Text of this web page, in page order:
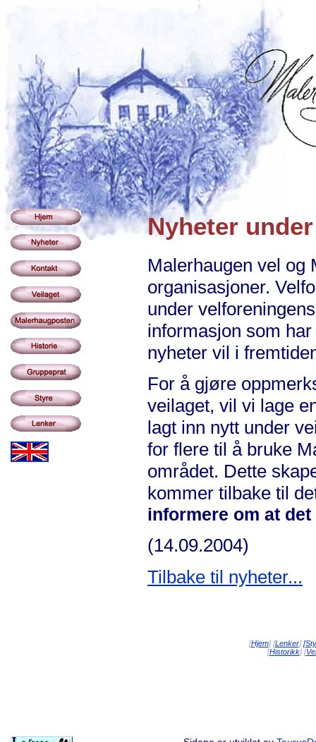
Nyheter
Malerhaugen vel og
organisasjoner.
under
informasjon som
nyheter vil i
For å gjøre
veilaget, vil vi lage
lagt inn nytt under
for flere til å bruke
området. Dette
kommer tilbake til
informere om at
(14.09.2004)
Tilbake til nyheter...
[Hjem] [Lenker]
[Historikk] [